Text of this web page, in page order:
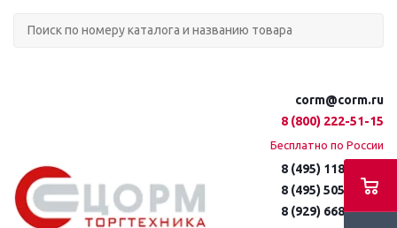
corm@corm.ru
8 (800) 222-51-15
Бесплатно по России
8 (495) 118-61-16
8 (495) 505-51-15
8 (929) 668-95-35